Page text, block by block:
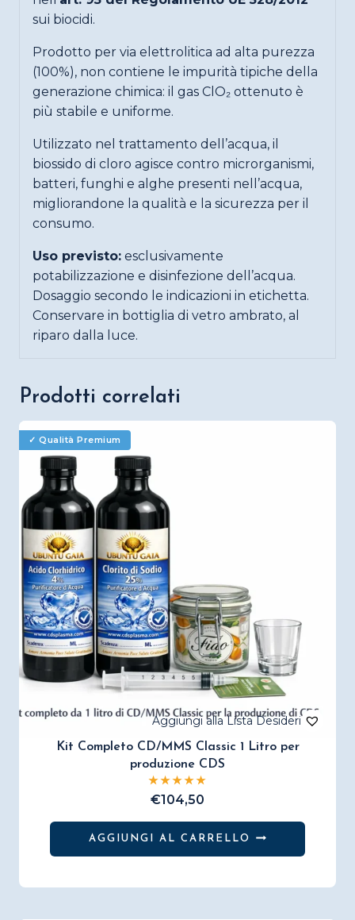
sui biocidi.
Prodotto per via elettrolitica ad alta purezza
(100%), non contiene le impurità tipiche della
generazione chimica: il gas ClO₂ ottenuto è
più stabile e uniforme.
Utilizzato nel trattamento dell’acqua, il
biossido di cloro agisce contro microrganismi,
batteri, funghi e alghe presenti nell’acqua,
migliorandone la qualità e la sicurezza per il
consumo.
Uso previsto: esclusivamente
potabilizzazione e disinfezione dell’acqua.
Dosaggio secondo le indicazioni in etichetta.
Conservare in bottiglia di vetro ambrato, al
riparo dalla luce.
Prodotti correlati
Kit Completo CD/MMS Classic 1 Litro per
produzione CDS
€104,50
AGGIUNGI AL CARRELLO